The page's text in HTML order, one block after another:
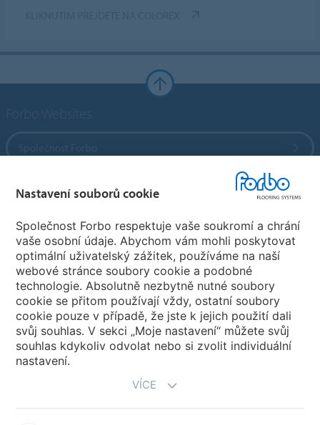
Forbo Flooring Systems
Forbo Movement Systems
Pobočky
Vyberte svou zemi
Nastavení souborů cookie
Společnost Forbo respektuje vaše soukromí a chrání
vaše osobní údaje. Abychom vám mohli poskytovat
optimální uživatelský zážitek, používáme na naší
webové stránce soubory cookie a podobné
technologie. Absolutně nezbytně nutné soubory
cookie se přitom používají vždy, ostatní soubory
cookie pouze v případě, že jste k jejich použití dali
svůj souhlas. V sekci „Moje nastavení“ můžete svůj
souhlas kdykoliv odvolat nebo si zvolit individuální
nastavení.
VÍCE